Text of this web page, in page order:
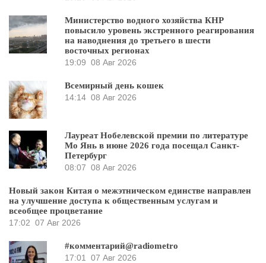
Министерство водного хозяйства КНР
повысило уровень экстренного реагирования
на наводнения до третьего в шести
восточных регионах
19:09 08 Авг 2026
Всемирный день кошек
14:14 08 Авг 2026
Лауреат Нобелевской премии по литературе
Мо Янь в июне 2026 года посещал Санкт-
Петербург
08:07 08 Авг 2026
Новый закон Китая о межэтническом единстве направлен
на улучшение доступа к общественным услугам и
всеобщее процветание
17:02 07 Авг 2026
#комментарий@radiometro
17:01
07 Авг 2026